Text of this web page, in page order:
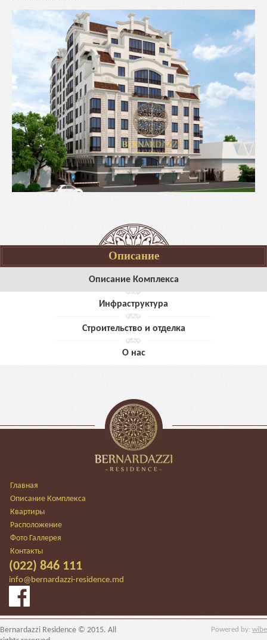
Описание
Описание Комплекса
Инфраструктура
Строительство и отделка
О нас
Главная
Описание Комплекса
Квартиры
Расположение
Фото Галлерея
Контакты
(022) 846 111
info@bernardazzi-residence.md
Bernardazzi Residence © 2015. All
Powered by: wibe